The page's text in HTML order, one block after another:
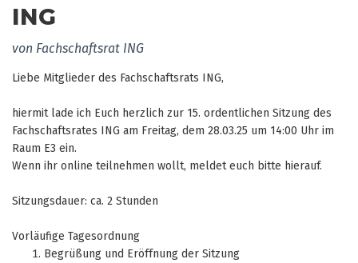
ING
von Fachschaftsrat ING
Liebe Mitglieder des Fachschaftsrats ING,
hiermit lade ich Euch herzlich zur 15. ordentlichen Sitzung des
Fachschaftsrates ING am Freitag, dem 28.03.25 um 14:00 Uhr im
Raum E3 ein.
Wenn ihr online teilnehmen wollt, meldet euch bitte hierauf.
Sitzungsdauer: ca. 2 Stunden
Vorläufige Tagesordnung
Begrüßung und Eröffnung der Sitzung